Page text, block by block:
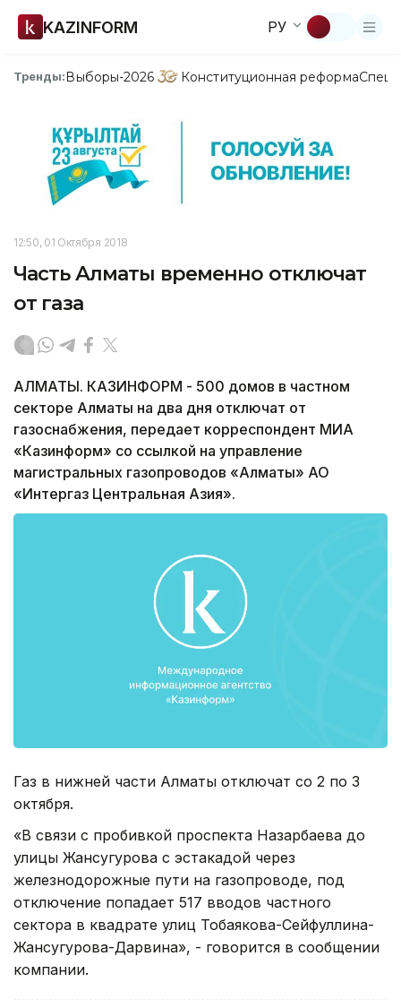
KAZINFORM РУ
Тренды:Выборы-2026 Конституционная реформа
12:50, 01 Октября 2018
Часть Алматы временно отключат
от газа
АЛМАТЫ. КАЗИНФОРМ - 500 домов в частном
секторе Алматы на два дня отключат от
газоснабжения, передает корреспондент МИА
«Казинформ» со ссылкой на управление
магистральных газопроводов «Алматы» АО
«Интергаз Центральная Азия».
Газ в нижней части Алматы отключат со 2 по 3
октября.
«В связи с пробивкой проспекта Назарбаева до
улицы Жансугурова с эстакадой через
железнодорожные пути на газопроводе, под
отключение попадает 517 вводов частного
сектора в квадрате улиц Тобаякова-Сейфуллина-
Жансугурова-Дарвина», - говорится в сообщении
компании.